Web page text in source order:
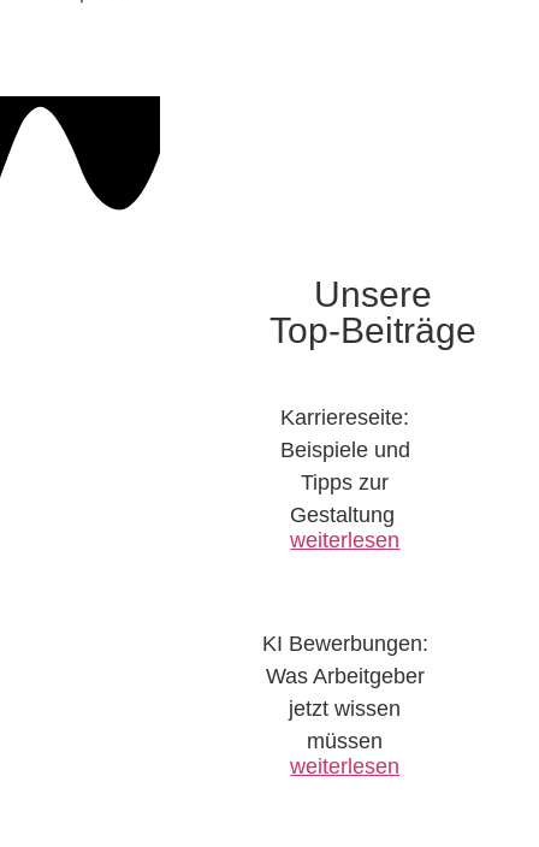
Unsere
Top-Beiträge
Karriereseite:
Beispiele und
Tipps zur
Gestaltung ​
weiterlesen
KI Bewerbungen:
Was Arbeitgeber
jetzt wissen
müssen
weiterlesen